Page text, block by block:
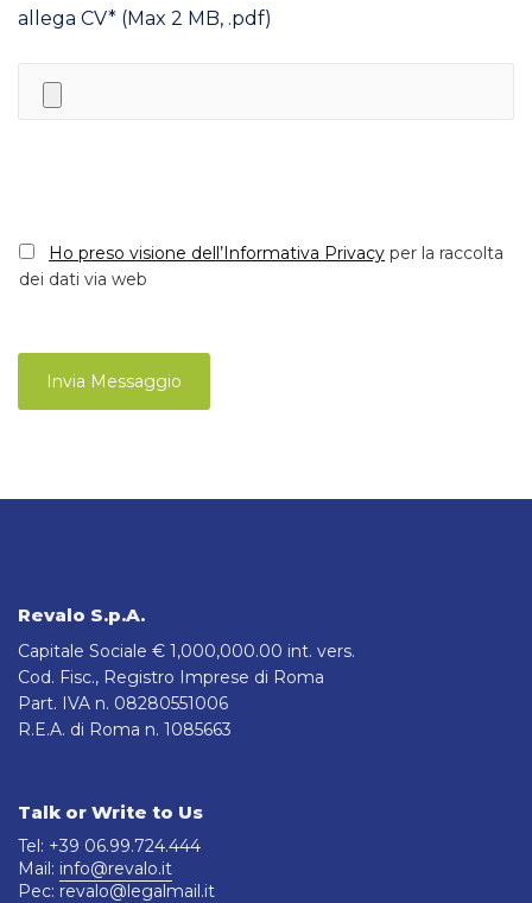
allega CV* (Max 2 MB, .pdf)
Ho preso visione dell’Informativa Privacy per la raccolta
dei dati via web
Revalo S.p.A.
Capitale Sociale € 1,000,000.00 int. vers.
Cod. Fisc., Registro Imprese di Roma
Part. IVA n. 08280551006
R.E.A. di Roma n. 1085663
Talk or Write to Us
Tel: +39 06.99.724.444
Mail: info@revalo.it
Pec: revalo@legalmail.it